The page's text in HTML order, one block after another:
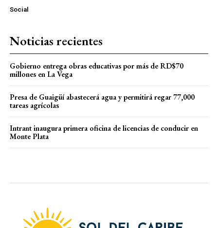
Social
Noticias recientes
Gobierno entrega obras educativas por más de RD$70
millones en La Vega
Presa de Guaigüí abastecerá agua y permitirá regar 77,000
tareas agrícolas
Intrant inaugura primera oficina de licencias de conducir en
Monte Plata